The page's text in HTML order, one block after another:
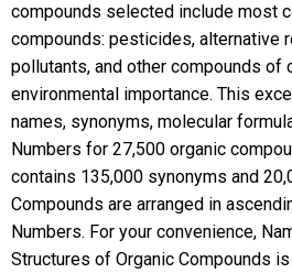
compounds selected include most
compounds: pesticides, alternative
pollutants, and other compounds of
environmental importance. This
names, synonyms, molecular
Numbers for 27,500 organic
contains 135,000 synonyms and
Compounds are arranged in
Numbers. For your convenience,
Structures of Organic Compounds